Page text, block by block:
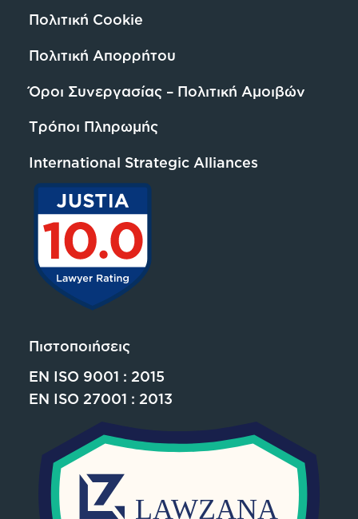
Πολιτική Cookie
Πολιτική Απορρήτου
Όροι Συνεργασίας – Πολιτική Αμοιβών
Τρόποι Πληρωμής
International Strategic Alliances
Πιστοποιήσεις
EN ISO 9001 : 2015
EN ISO 27001 : 2013